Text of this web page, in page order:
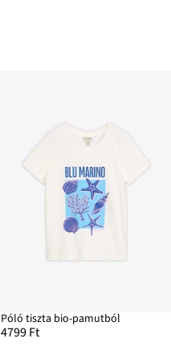
Póló tiszta bio-pamutból
4799 Ft